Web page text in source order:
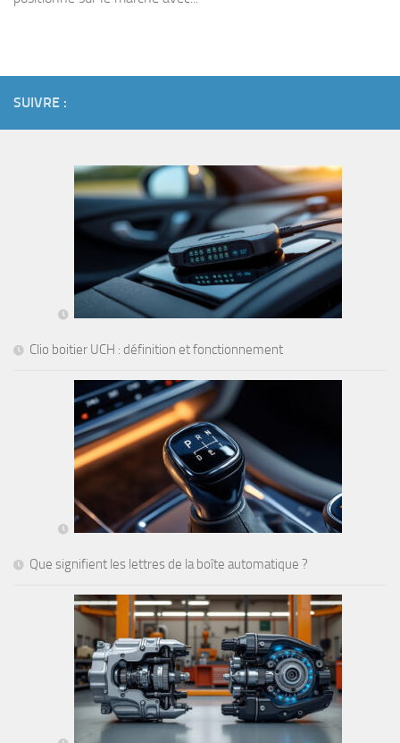
SUIVRE :
Clio boitier UCH : définition et fonctionnement
Que signifient les lettres de la boîte automatique ?